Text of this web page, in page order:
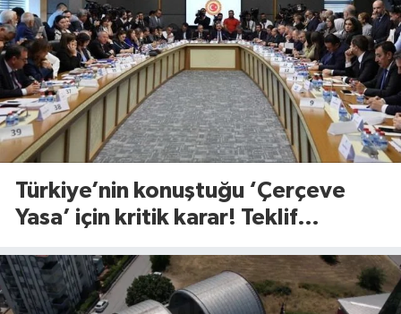
Türkiye’nin konuştuğu ‘Çerçeve
Yasa’ için kritik karar! Teklif